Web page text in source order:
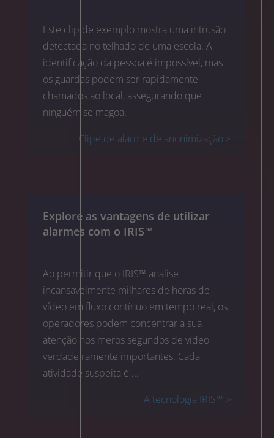
Este clip de exemplo mostra uma intrusão
detectada no telhado de uma escola. A
identificação da pessoa é impossível, mas
os guardas podem ser rapidamente
chamados ao local, assegurando que
ninguém se magoa.
Clipe de alarme de anonimização >
Explore as vantagens de utilizar
alarmes com o IRIS™
Ao permitir que o IRIS™ analise
incansavelmente milhares de horas de
vídeo em fluxo contínuo em tempo real, os
operadores podem concentrar a sua
atenção nos meros segundos de vídeo
verdadeiramente importantes. Cada
atividade suspeita é ...
A tecnologia IRIS™ >